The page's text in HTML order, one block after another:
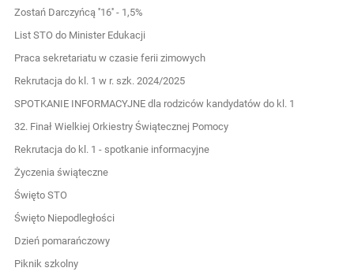
Zostań Darczyńcą ''16'' - 1,5%
List STO do Minister Edukacji
Praca sekretariatu w czasie ferii zimowych
Rekrutacja do kl. 1 w r. szk. 2024/2025
SPOTKANIE INFORMACYJNE dla rodziców kandydatów do kl. 1
32. Finał Wielkiej Orkiestry Świątecznej Pomocy
Rekrutacja do kl. 1 - spotkanie informacyjne
Życzenia świąteczne
Święto STO
Święto Niepodległości
Dzień pomarańczowy
Piknik szkolny